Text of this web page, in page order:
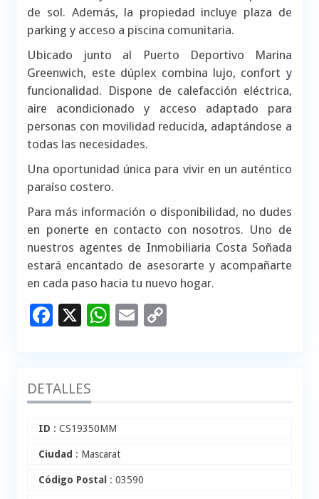
de sol. Además, la propiedad incluye plaza de
parking y acceso a piscina comunitaria.
Ubicado junto al Puerto Deportivo Marina
Greenwich, este dúplex combina lujo, confort y
funcionalidad. Dispone de calefacción eléctrica,
aire acondicionado y acceso adaptado para
personas con movilidad reducida, adaptándose a
todas las necesidades.
Una oportunidad única para vivir en un auténtico
paraíso costero.
Para más información o disponibilidad, no dudes
en ponerte en contacto con nosotros. Uno de
nuestros agentes de Inmobiliaria Costa Soñada
estará encantado de asesorarte y acompañarte
en cada paso hacia tu nuevo hogar.
Facebook
X WhatsApp
Email
DETALLES
ID : CS19350MM
Ciudad : Mascarat
Código Postal : 03590